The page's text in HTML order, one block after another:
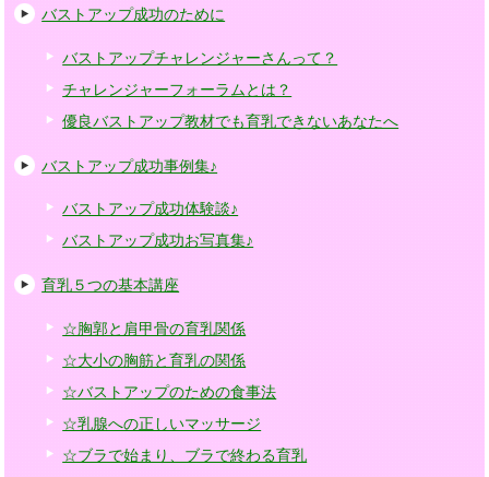
バストアップ成功のために
バストアップチャレンジャーさんって？
チャレンジャーフォーラムとは？
優良バストアップ教材でも育乳できないあなたへ
バストアップ成功事例集♪
バストアップ成功体験談♪
バストアップ成功お写真集♪
育乳５つの基本講座
☆胸郭と肩甲骨の育乳関係
☆大小の胸筋と育乳の関係
☆バストアップのための食事法
☆乳腺への正しいマッサージ
☆ブラで始まり、ブラで終わる育乳